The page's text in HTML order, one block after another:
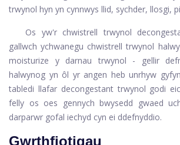
trwynol hyn yn cynnwys llid, sychder, llosgi,
Os yw'r chwistrell trwynol
gallwch ychwanegu chwistrell trwynol
moisturize y darnau trwynol - gellir
halwynog yn ôl yr angen heb unrhyw
tabledi llafar decongestant trwynol godi
felly os oes gennych bwysedd gwaed
darparwr gofal iechyd cyn ei ddefnyddio.
Gwrthfiotigau